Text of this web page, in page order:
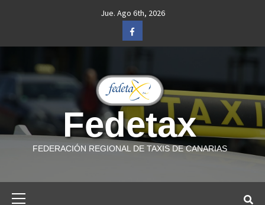
Jue. Ago 6th, 2026
Facebook
Fedetax
FEDERACIÓN REGIONAL DE TAXIS DE CANARIAS